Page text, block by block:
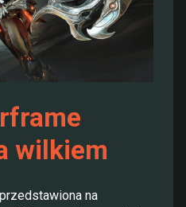
wilkiem
na